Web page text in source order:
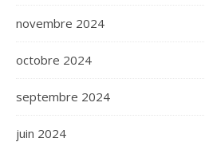
novembre 2024
octobre 2024
septembre 2024
juin 2024